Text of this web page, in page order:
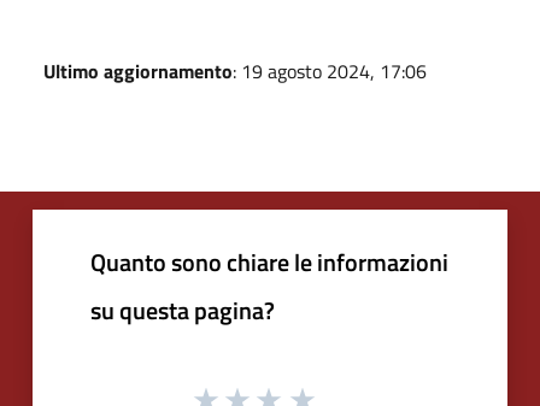
Ultimo aggiornamento: 19 agosto 2024, 17:06
Quanto sono chiare le informazioni
su questa pagina?